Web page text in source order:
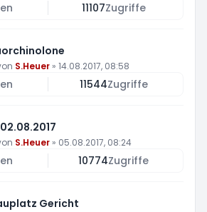
11107Zugriffe
S.Heuer » 14.08.2017, 08:58
11544Zugriffe
S.Heuer » 05.08.2017, 08:24
10774Zugriffe
Gericht